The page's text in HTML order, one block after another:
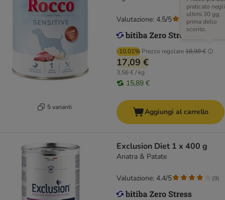
5 varianti
-10.01% Prezzo regolare18,99 €
praticato negli
ultimi 30 gg,
prima dello
sconto.
17,09 €
3,56 € / kg
15,89 €
Valutazione: 4.5/5 (96
Aggiungi al carrello
Exclusion Diet 1 x 400 g
Anatra & Patate
Valutazione: 4.4/5 (9)